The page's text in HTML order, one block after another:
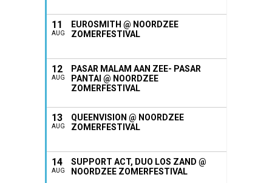
11
AUG
EUROSMITH @ NOORDZEE
ZOMERFESTIVAL
12
AUG
PASAR MALAM AAN ZEE- PASAR
PANTAI @ NOORDZEE
ZOMERFESTIVAL
13
AUG
QUEENVISION @ NOORDZEE
ZOMERFESTIVAL
14
AUG
SUPPORT ACT, DUO LOS ZAND @
NOORDZEE ZOMERFESTIVAL